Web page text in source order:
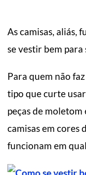
As camisas, aliás,
se vestir bem para
Para quem não
tipo que curte
peças de moletom
camisas em cores
funcionam em